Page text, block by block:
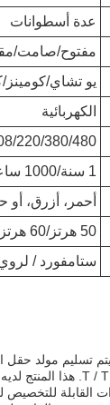
عدة أسطوانات
مفتوح/صامت/
يو تشاي/كومينز/
الكهربائية
208/220/380/480
1 سنة/1000 ساعة تشغيل
أحمر، أزرق،
50 هرتز/60 هرتز
ستامفورد /